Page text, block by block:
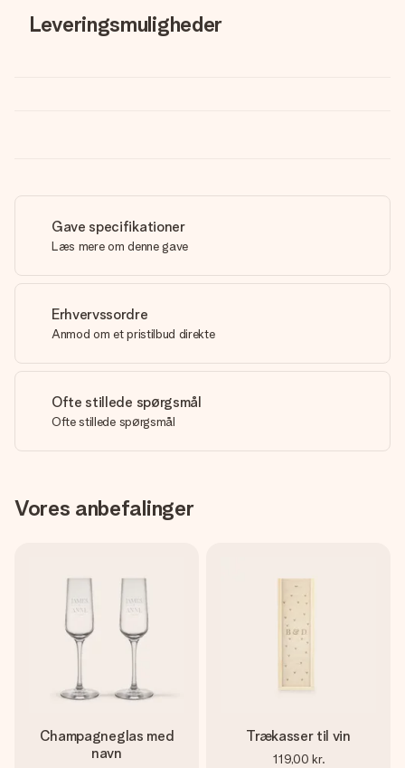
Leveringsmuligheder
Gave specifikationer
Læs mere om denne gave
Erhvervssordre
Anmod om et pristilbud direkte
Ofte stillede spørgsmål
Ofte stillede spørgsmål
Vores anbefalinger
Champagneglas med
navn
Trækasser til vin
119,00 kr.